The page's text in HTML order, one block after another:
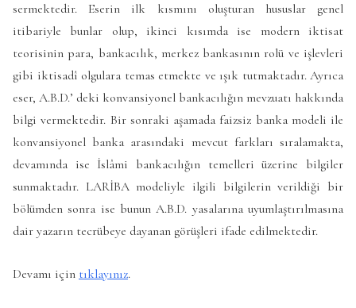
sermektedir. Eserin ilk kısmını oluşturan hususlar genel
itibariyle bunlar olup, ikinci kısımda ise modern iktisat
teorisinin para, bankacılık, merkez bankasının rolü ve işlevleri
gibi iktisadî olgulara temas etmekte ve ışık tutmaktadır. Ayrıca
eser, A.B.D.’ deki konvansiyonel bankacılığın mevzuatı hakkında
bilgi vermektedir. Bir sonraki aşamada faizsiz banka modeli ile
konvansiyonel banka arasındaki mevcut farkları sıralamakta,
devamında ise İslâmi bankacılığın temelleri üzerine bilgiler
sunmaktadır. LARİBA modeliyle ilgili bilgilerin verildiği bir
bölümden sonra ise bunun A.B.D. yasalarına uyumlaştırılmasına
dair yazarın tecrübeye dayanan görüşleri ifade edilmektedir.
Devamı için tıklayınız.